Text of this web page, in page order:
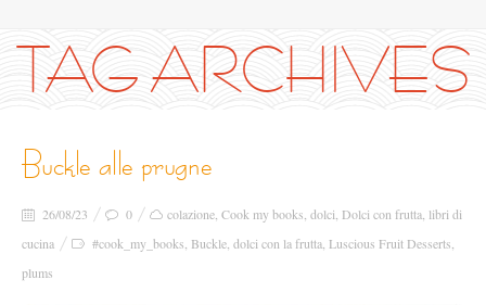
TAG ARCHIVES
buckle alle prugne
26/08/23 0 colazione Cook my books dolci Dolci con frutta libri di
cucina
#cook_my_books Buckle dolci con la frutta Luscious Fruit Desserts
plums